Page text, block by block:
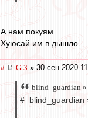
А нам покуям
Хуюсай им в дышло
# Gt3 » 30 сен 2020
blind_guardian »
# blind_guardian